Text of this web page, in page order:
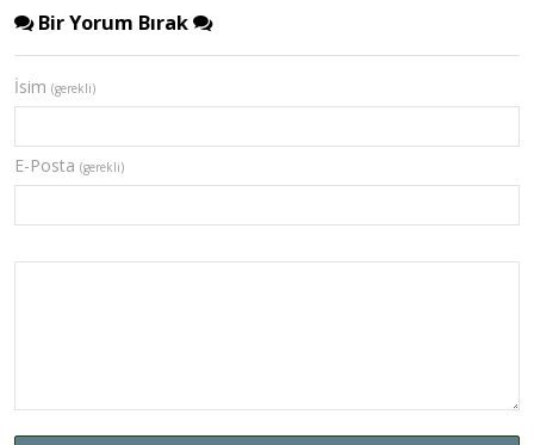
Bir Yorum Bırak
İsim (gerekli)
E-Posta (gerekli)